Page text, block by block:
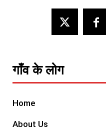
गाँव के लोग
Home
About Us